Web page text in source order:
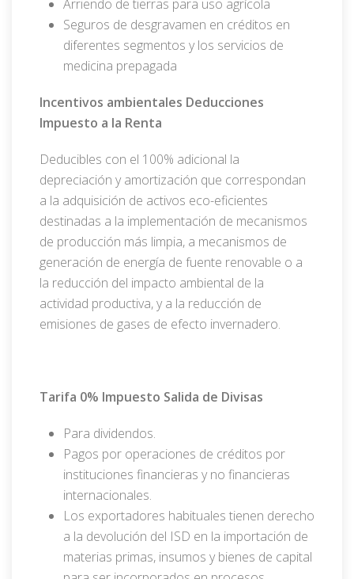
Arriendo de tierras para uso agrícola
Seguros de desgravamen en créditos en
diferentes segmentos y los servicios de
medicina prepagada
Incentivos ambientales Deducciones
Impuesto a la Renta
Deducibles con el 100% adicional la
depreciación y amortización que correspondan
a la adquisición de activos eco-eficientes
destinadas a la implementación de mecanismos
de producción más limpia, a mecanismos de
generación de energía de fuente renovable o a
la reducción del impacto ambiental de la
actividad productiva, y a la reducción de
emisiones de gases de efecto invernadero.
Tarifa 0% Impuesto Salida de Divisas
Para dividendos.
Pagos por operaciones de créditos por
instituciones financieras y no financieras
internacionales.
Los exportadores habituales tienen derecho
a la devolución del ISD en la importación de
materias primas, insumos y bienes de capital